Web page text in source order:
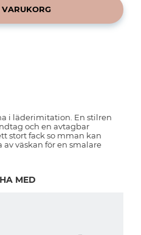
VARUKORG
i läderimitation. En stilren
och en avtagbar
stort fack so mman kan
väskan för en smalare
MED